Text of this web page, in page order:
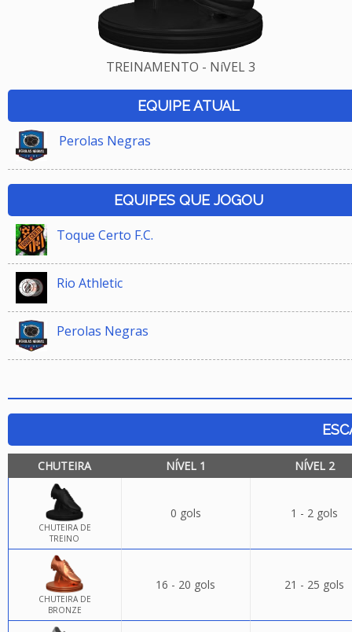
TREINAMENTO - NíVEL 3
EQUIPE ATUAL
Perolas Negras
EQUIPES QUE JOGOU
Toque Certo F.C.
Rio Athletic
Perolas Negras
CHUTEIRA NÍVEL 1 NÍVEL 2
CHUTEIRA DE
TREINO
0 gols 1 - 2 gols
CHUTEIRA DE
BRONZE
16 - 20 gols 21 - 25 gols